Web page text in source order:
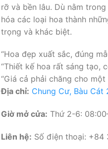
rỡ và bền lâu. Dù nằm
hóa các loại hoa thành
trọng và khác biệt.
“Hoa đẹp xuất sắc, đúng
“Thiết kế hoa rất sáng tạo,
“Giá cả phải chăng cho
Địa chỉ: Chung Cư, Bàu Cát
Giờ mở cửa: Thứ 2-6:
Liên hệ: Số điện thoại: +84